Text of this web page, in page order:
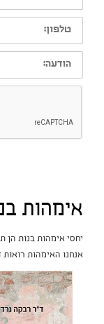
טלפון:
הודעה:
אימהות
יחסי אימהות בנות הן
אנחנו האימהות